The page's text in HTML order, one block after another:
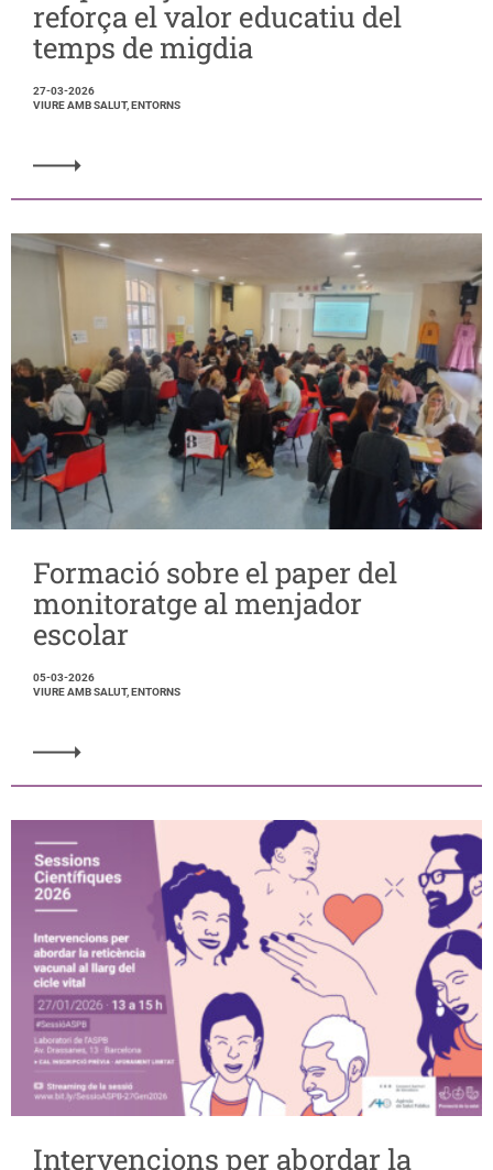
reforça el valor educatiu del
temps de migdia
27-03-2026
VIURE AMB SALUT, ENTORNS
Formació sobre el paper del
monitoratge al menjador
escolar
05-03-2026
VIURE AMB SALUT, ENTORNS
Intervencions per abordar la